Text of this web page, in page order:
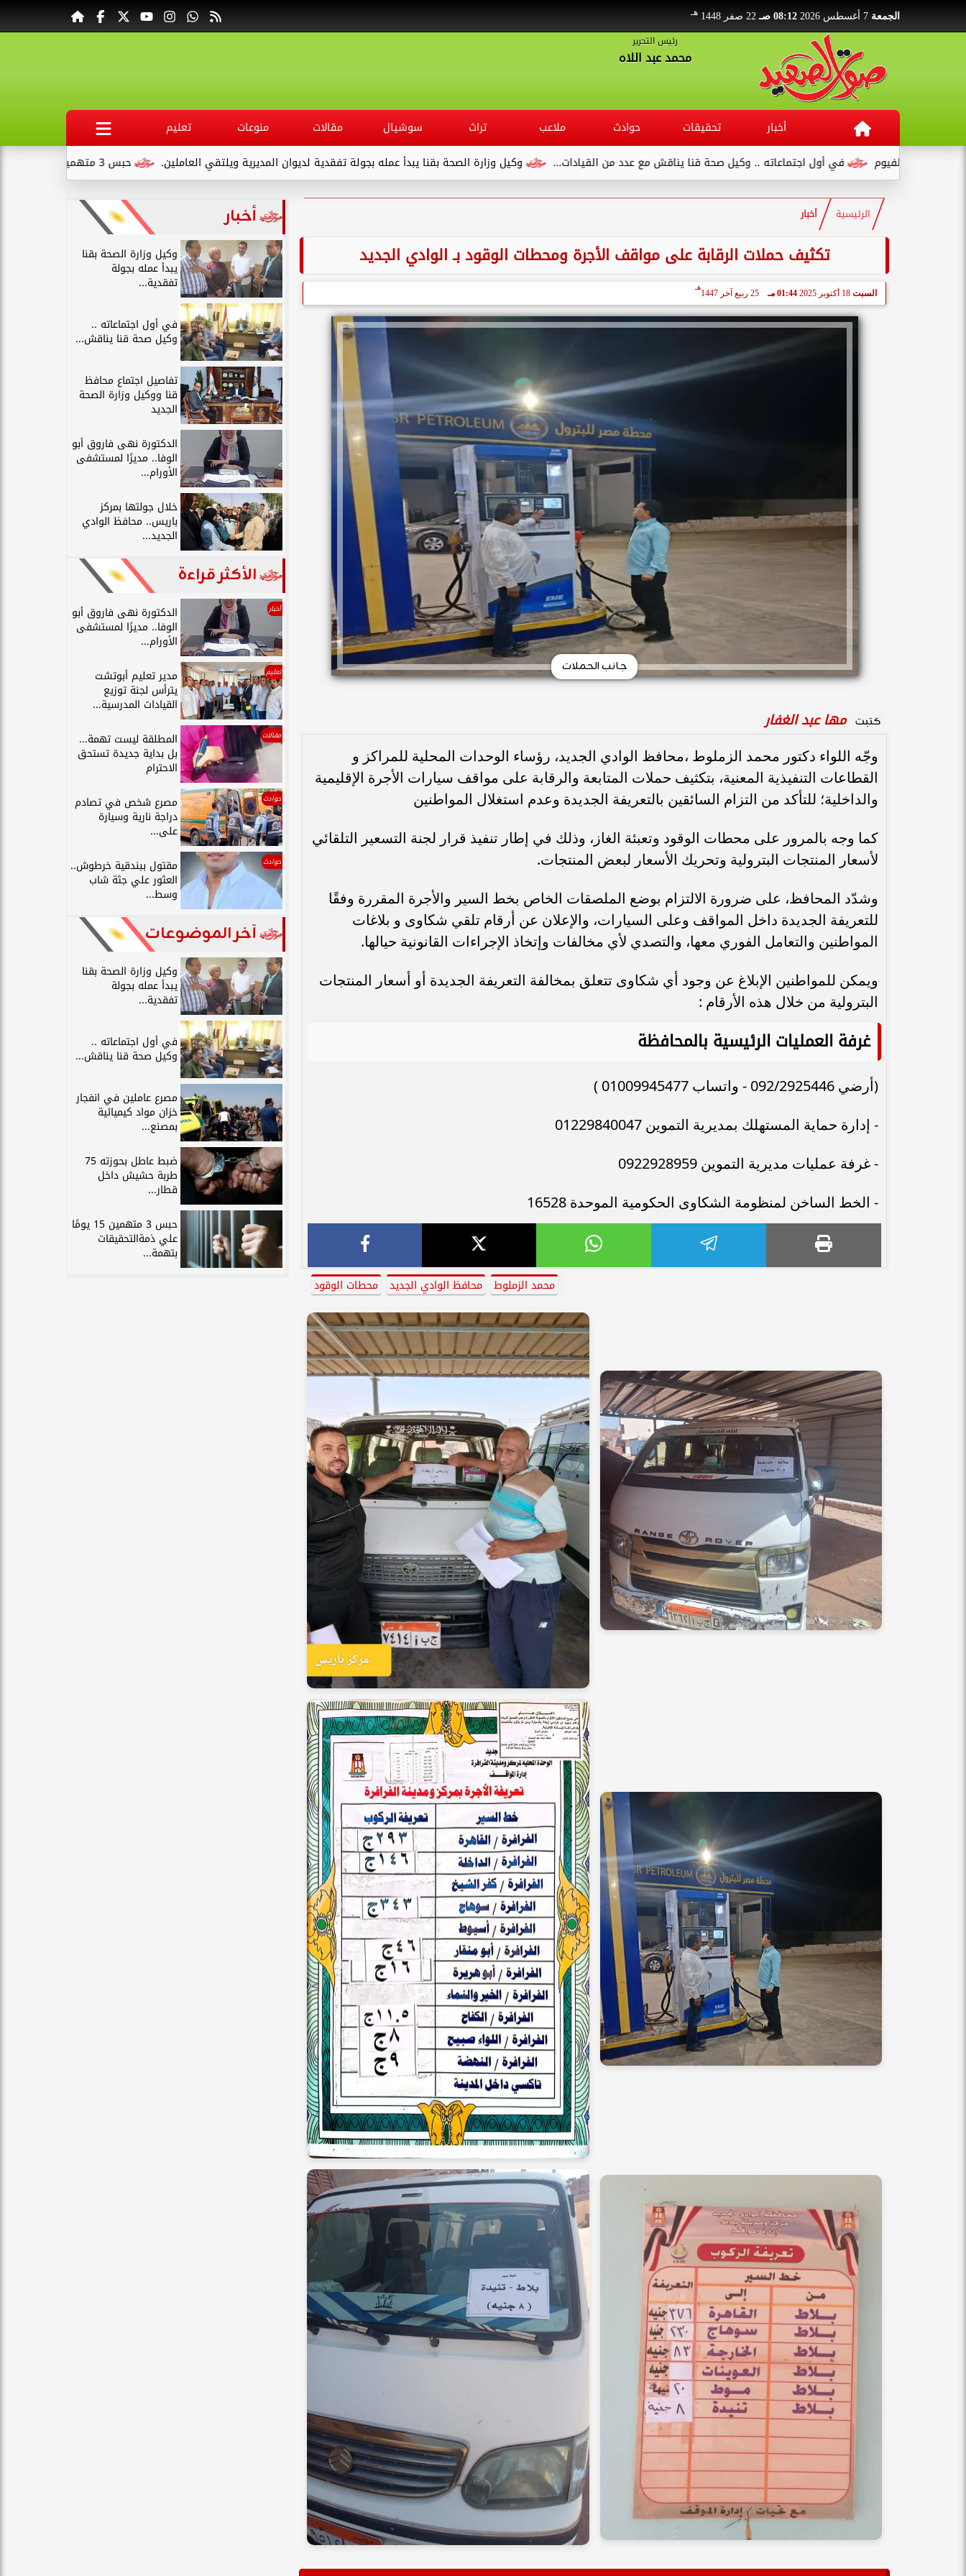
الجمعة 08:12 صـ 22 صفر 1448 هـ
رئيس التحرير
محمد عبد اللاه
أخبار تحقيقات حوادث ملاعب تراث سوشيال مقالات منوعات
تعليم
حبس 3 متهمين 15 يومًا علي ذمةالتحقيقات بتهمة التنقيب عن الآثار داخل...
وكيل وزارة الصحة بقنا يبدأ عمله بجولة تفقدية لديوان المديرية ويلتقي العاملين. في أول اجتماعاته .. وكيل صحة قنا يناقش مع عدد من القيادات...
الرئيسية أخبار
تكثيف حملات الرقابة على مواقف الأجرة ومحطات الوقود بـ الوادي الجديد
السبت 18 أكتوبر 2025 01:44 مـ 25 ربيع آخر 1447
هـ
جانب الحملات
كتبت مها عبد الغفار
وجّه اللواء دكتور محمد الزملوط ،محافظ الوادي الجديد، رؤساء الوحدات المحلية للمراكز و
القطاعات التنفيذية المعنية، بتكثيف حملات المتابعة والرقابة على مواقف سيارات الأجرة الإقليمية
والداخلية؛ للتأكد من التزام السائقين بالتعريفة الجديدة وعدم استغلال المواطنين
كما وجه بالمرور على محطات الوقود وتعبئة الغاز، وذلك في إطار تنفيذ قرار لجنة التسعير التلقائي
لأسعار المنتجات البترولية وتحريك الأسعار لبعض المنتجات.
وشدّد المحافظ، على ضرورة الالتزام بوضع الملصقات الخاص بخط السير والأجرة المقررة وفقًا
للتعريفة الجديدة داخل المواقف وعلى السيارات، والإعلان عن أرقام تلقي شكاوى و بلاغات
المواطنين والتعامل الفوري معها، والتصدي لأي مخالفات وإتخاذ الإجراءات القانونية حيالها.
ويمكن للمواطنين الإبلاغ عن وجود أي شكاوى تتعلق بمخالفة التعريفة الجديدة أو أسعار المنتجات
البترولية من خلال هذه الأرقام :
غرفة العمليات الرئيسية بالمحافظة
(أرضي 092/2925446 - واتساب 01009945477 )
- إدارة حماية المستهلك بمديرية التموين 01229840047
- غرفة عمليات مديرية التموين 0922928959
- الخط الساخن لمنظومة الشكاوى الحكومية الموحدة 16528
محمد الزملوط محافظ الوادي الجديد محطات الوقود
أخبار
وكيل وزارة الصحة بقنا
يبدأ عمله بجولة
تفقدية...
في أول اجتماعاته ..
وكيل صحة قنا يناقش...
تفاصيل اجتماع محافظ
قنا ووكيل وزارة الصحة
الجديد
الدكتورة نهى فاروق أبو
الوفا.. مديرًا لمستشفى
الأورام...
خلال جولتها بمركز
باريس.. محافظ الوادي
الجديد...
الأكثر قراءة
أخبار الدكتورة نهى فاروق أبو
الوفا.. مديرًا لمستشفى
الأورام...
تعليم مدير تعليم أبوتشت
يترأس لجنة توزيع
القيادات المدرسية...
مقالات المطلقة ليست تهمة...
بل بداية جديدة تستحق
الاحترام
حوادث مصرع شخص في تصادم
دراجة نارية وسيارة
على...
حوادث مقتول ببندقية خرطوش..
العثور علي جثة شاب
وسط...
آخر الموضوعات
وكيل وزارة الصحة بقنا
يبدأ عمله بجولة
تفقدية...
في أول اجتماعاته ..
وكيل صحة قنا يناقش...
مصرع عاملين في انفجار
خزان مواد كيميائية
بمصنع...
ضبط عاطل بحوزته 75
طربة حشيش داخل
قطار...
حبس 3 متهمين 15 يومًا
علي ذمةالتحقيقات
بتهمة...